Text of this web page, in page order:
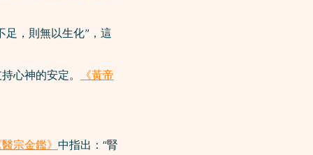
足，則無以生化”，這
心神的安定。
《黃帝
醫宗金鑑》 中指出：“腎